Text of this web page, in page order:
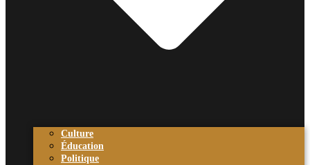
Culture
Éducation
Politique